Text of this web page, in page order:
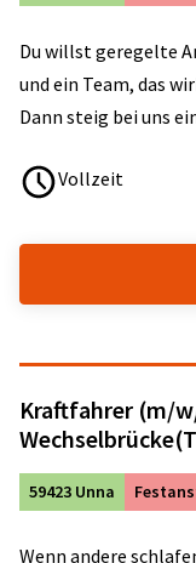
Du willst geregelte
und ein Team, das
Dann steig bei uns
Vollzeit
Kraftfahrer (m/
59423 Unna
Wenn andere